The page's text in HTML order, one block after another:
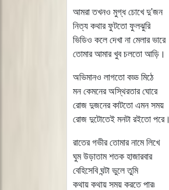
আমরা তখনও মুগ্ধ চোখে দু'জন
নিত্য কথার ফুটতো ফুলঝুরি
ভিডিও কলে দেখা না মেলার ভারে
তোমার আমার খুব চলতো আড়ি।
অভিমানও লাগতো বড্ড মিঠে
মন কেমনের অস্থিরতার ঘোরে
রোজ দুজনের কাটতো এমন সময়
রোজ দুটোতেই মনটা রইতো পরে।
রাতের গভীর তোমার নামে লিখে
ঘুম উড়াতাম শতক হাজারবার
বেহিসেবি ঘন্টা ভুলে তুমি
কথায় কথায় সময় করতে পার৷